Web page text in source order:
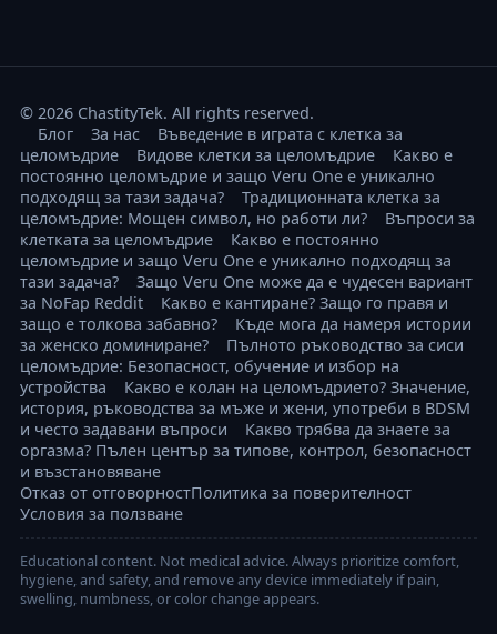
© 2026 ChastityTek. All rights reserved.
Блог
За нас
Въведение в играта с клетка за
целомъдрие
Видове клетки за целомъдрие
Какво е
постоянно целомъдрие и защо Veru One е уникално
подходящ за тази задача?
Традиционната клетка за
целомъдрие: Мощен символ, но работи ли?
Въпроси за
клетката за целомъдрие
Какво е постоянно
целомъдрие и защо Veru One е уникално подходящ за
тази задача?
Защо Veru One може да е чудесен вариант
за NoFap Reddit
Какво е кантиране? Защо го правя и
защо е толкова забавно?
Къде мога да намеря истории
за женско доминиране?
Пълното ръководство за сиси
целомъдрие: Безопасност, обучение и избор на
устройства
Какво е колан на целомъдрието? Значение,
история, ръководства за мъже и жени, употреби в BDSM
и често задавани въпроси
Какво трябва да знаете за
оргазма? Пълен център за типове, контрол, безопасност
и възстановяване
Отказ от отговорностПолитика за поверителност
Условия за ползване
Educational content. Not medical advice. Always prioritize comfort,
hygiene, and safety, and remove any device immediately if pain,
swelling, numbness, or color change appears.